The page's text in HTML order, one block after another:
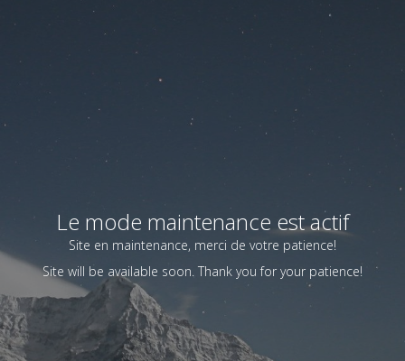
Le mode maintenance est actif
Site en maintenance, merci de votre patience!
Site will be available soon. Thank you for your patience!